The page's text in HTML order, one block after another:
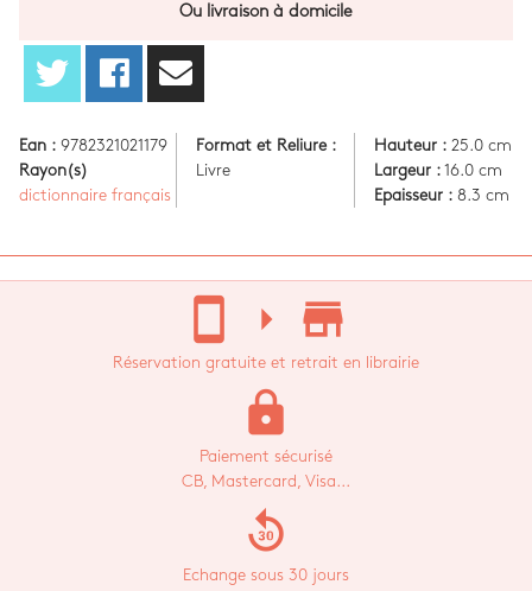
Ou livraison à domicile
Ean : 9782321021179
Rayon(s)
dictionnaire français
Format et Reliure :
Livre
Hauteur :25.0 cm
Largeur :16.0 cm
Epaisseur :8.3 cm
stay_current_portrait arrow_right store_mall_directory
Réservation gratuite et retrait en librairie
lock
Paiement sécurisé
CB, Mastercard, Visa...
replay_30
Echange sous 30 jours